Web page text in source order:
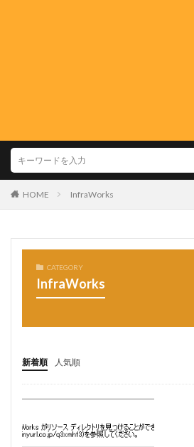
HOME InfraWorks
CATEGORY
InfraWorks
新着順 人気順